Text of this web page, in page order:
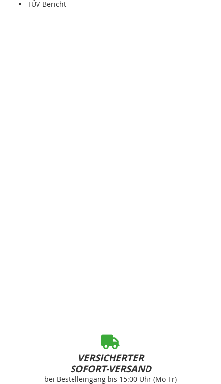
TÜV-Bericht
VERSICHERTER
SOFORT-VERSAND
bei Bestelleingang bis 15:00 Uhr (Mo-Fr)